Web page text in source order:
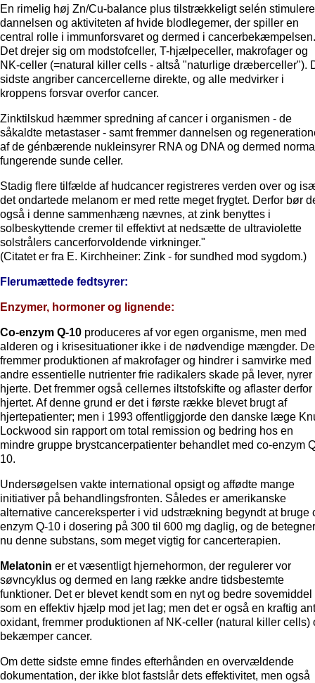
En rimelig høj Zn/Cu-balance plus tilstrækkeligt selén
dannelsen og aktiviteten af hvide blodlegemer, der spiller en
central rolle i immunforsvaret og dermed i cancerbekæmpelsen.
Det drejer sig om modstofceller, T-hjælpeceller, makrofager og
NK-celler (=natural killer cells - altså "naturlige dræberceller").
sidste angriber cancercellerne direkte, og alle medvirker i
kroppens forsvar overfor cancer.
Zinktilskud hæmmer spredning af cancer i organismen - de
såkaldte metastaser - samt fremmer dannelsen og
af de génbærende nukleinsyrer RNA og DNA og dermed
fungerende sunde celler.
Stadig flere tilfælde af hudcancer registreres verden over og
det ondartede melanom er med rette meget frygtet. Derfor bør
også i denne sammenhæng nævnes, at zink benyttes i
solbeskyttende cremer til effektivt at nedsætte de ultraviolette
solstrålers cancerforvoldende virkninger."
(Citatet er fra E. Kirchheiner: Zink - for sundhed mod sygdom.)
Flerumættede fedtsyrer:
Enzymer, hormoner og lignende:
Co-enzym Q-10 produceres af vor egen organisme, men med
alderen og i krisesituationer ikke i de nødvendige mængder.
fremmer produktionen af makrofager og hindrer i samvirke med
andre essentielle nutrienter frie radikalers skade på lever, nyrer
hjerte. Det fremmer også cellernes iltstofskifte og aflaster derfor
hjertet. Af denne grund er det i første række blevet brugt af
hjertepatienter; men i 1993 offentliggjorde den danske læge
Lockwood sin rapport om total remission og bedring hos en
mindre gruppe brystcancerpatienter behandlet med co-enzym
10.
Undersøgelsen vakte international opsigt og affødte mange
initiativer på behandlingsfronten. Således er amerikanske
alternative cancereksperter i vid udstrækning begyndt at bruge
enzym Q-10 i dosering på 300 til 600 mg daglig, og de betegner
nu denne substans, som meget vigtig for cancerterapien.
Melatonin er et væsentligt hjernehormon, der regulerer vor
søvncyklus og dermed en lang række andre tidsbestemte
funktioner. Det er blevet kendt som en nyt og bedre sovemiddel
som en effektiv hjælp mod jet lag; men det er også en kraftig
oxidant, fremmer produktionen af NK-celler (natural killer cells)
bekæmper cancer.
Om dette sidste emne findes efterhånden en overvældende
dokumentation, der ikke blot fastslår dets effektivitet, men også